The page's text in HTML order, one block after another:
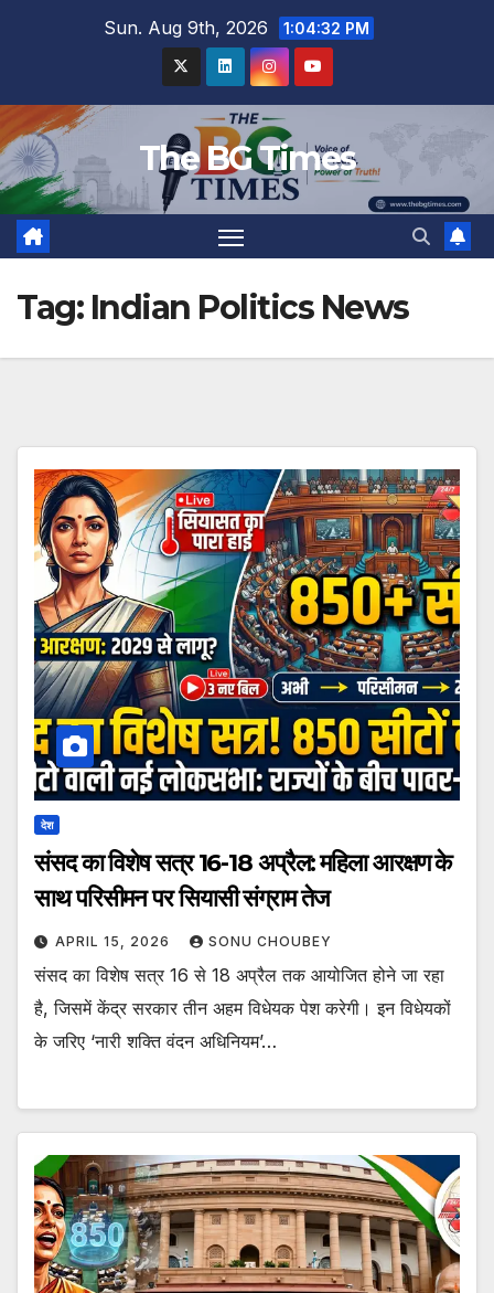
Sun. Aug 9th, 2026 1:04:33 PM
The BG Times
Tag: Indian Politics News
देश
संसद का विशेष सत्र 16-18 अप्रैल: महिला आरक्षण के
साथ परिसीमन पर सियासी संग्राम तेज
APRIL 15, 2026 SONU CHOUBEY
संसद का विशेष सत्र 16 से 18 अप्रैल तक आयोजित होने जा रहा
है, जिसमें केंद्र सरकार तीन अहम विधेयक पेश करेगी। इन विधेयकों
के जरिए ‘नारी शक्ति वंदन अधिनियम’…